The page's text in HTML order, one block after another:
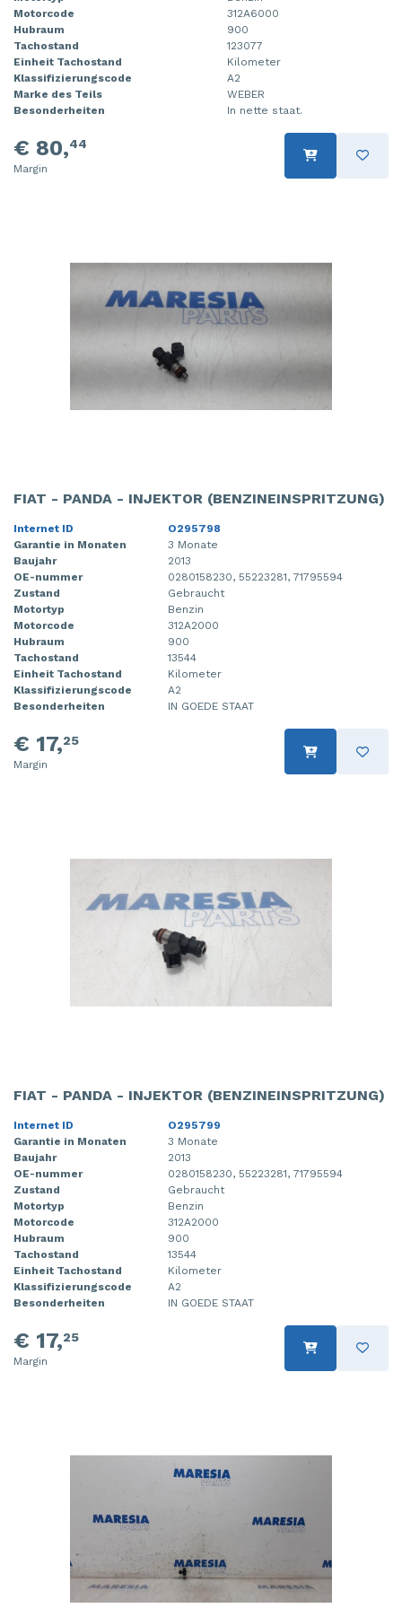
Motorcode
312A6000
Hubraum
900
Tachostand
123077
Einheit Tachostand
Kilometer
Klassifizierungscode
A2
Marke des Teils
WEBER
Besonderheiten
In nette staat.
€ 80,44
Margin
FIAT - PANDA - INJEKTOR (BENZINEINSPRITZUNG)
Internet ID
O295798
Garantie in Monaten
3 Monate
Baujahr
2013
OE-nummer
0280158230, 55223281, 71795594
Zustand
Gebraucht
Motortyp
Benzin
Motorcode
312A2000
Hubraum
900
Tachostand
13544
Einheit Tachostand
Kilometer
Klassifizierungscode
A2
Besonderheiten
IN GOEDE STAAT
€ 17,25
Margin
FIAT - PANDA - INJEKTOR (BENZINEINSPRITZUNG)
Internet ID
O295799
Garantie in Monaten
3 Monate
Baujahr
2013
OE-nummer
0280158230, 55223281, 71795594
Zustand
Gebraucht
Motortyp
Benzin
Motorcode
312A2000
Hubraum
900
Tachostand
13544
Einheit Tachostand
Kilometer
Klassifizierungscode
A2
Besonderheiten
IN GOEDE STAAT
€ 17,25
Margin
Steuergerät Motormanagement
Steuergerät Motormanagement
Stoßdämpferstrebe links vorne
Turbo
Tür 4-türig links hinten
Tür 4-türig links vorne
Tür 4-türig rechts hinten